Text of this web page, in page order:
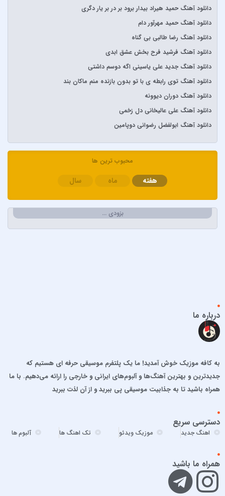
آرش AP
آرش و ساسی
آرمان گرشاسبی
آرمین زارعی
آرون افشار
آصف آریا
آیتوکان
آیسم
ابراهیم تاتلیسس
ابی دولابی
اپیکور و امین امینم
احسان دریادل
افشین خان
الجان
امید آمری
امید حاجیلی
امید مهداد
امیر تتلو
امیر جعفرنیا
امیر عباس
امیر عباس گلاب
دانلود آهنگ حمید هیراد بیدار برود بر در بر یار دگری
دانلود آهنگ حمید مهرآور دام
دانلود آهنگ رضا طالبی بی گناه
دانلود آهنگ فرشید فرح بخش عشق ابدی
دانلود آهنگ جدید علی یاسینی اگه دوسم داشتی
دانلود آهنگ توی رابطه ی با تو بدون بازنده منم ماکان بند
دانلود آهنگ دوران دیوونه
دانلود آهنگ علی عالیخانی دل زخمی
دانلود آهنگ ابولفضل رضوانی دوپامین
محبوب ترین ها
هفته ماه سال
بزودی …
درباره ما
به کافه موزیک خوش آمدید! ما یک پلتفرم موسیقی حرفه ای هستیم که
جدیدترین و بهترین آهنگ‌ها و آلبوم‌های ایرانی و خارجی را ارائه می‌دهیم. با ما
همراه باشید تا به جذابیت موسیقی پی ببرید و از آن لذت ببرید
دسترسی سریع
اهنگ جدید موزیک ویدئو تک اهنگ ها آلبوم ها
همراه ما باشید